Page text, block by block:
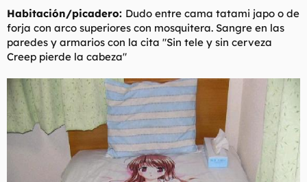
Habitación/picadero: Dudo entre cama tatami japo o de
forja con arco superiores con mosquitera. Sangre en las
paredes y armarios con la cita "Sin tele y sin cerveza
Creep pierde la cabeza"